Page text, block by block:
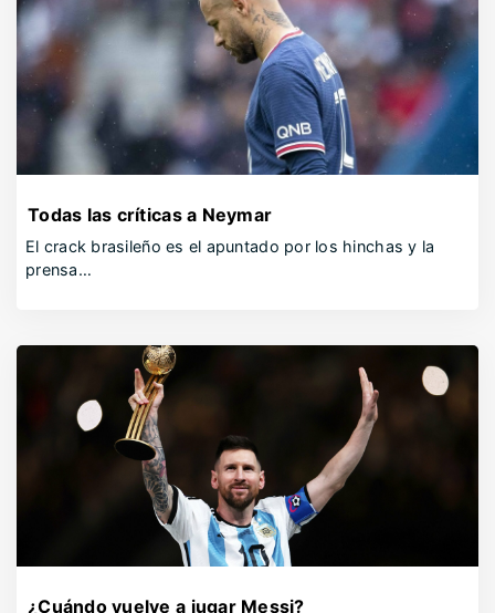
Todas las críticas a Neymar
El crack brasileño es el apuntado por los hinchas y la
prensa…
¿Cuándo vuelve a jugar Messi?